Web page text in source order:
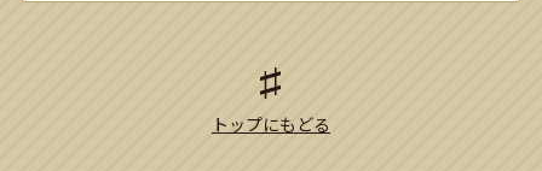
トップにもどる